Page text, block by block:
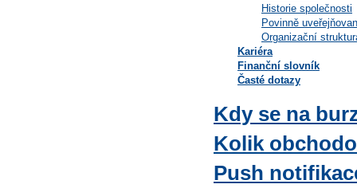
Historie společnosti
Povinně
Organizační
Kariéra
Finanční slovník
Časté dotazy
Kdy se na
Kolik
Push